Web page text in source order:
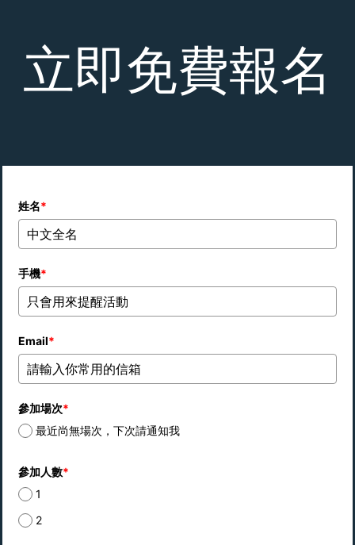
立即免費報名
姓名*
手機*
Email*
參加場次*
最近尚無場次，下次請通知我
參加人數*
1
2